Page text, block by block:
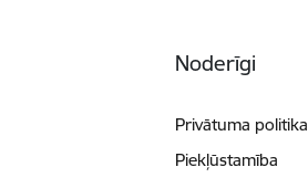
Noderīgi
Privātuma politika
Piekļūstamība